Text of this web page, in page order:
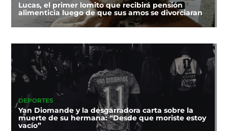
Lucas, el primer lomito que recibirá pensión
alimenticia luego de que sus amos se divorciaran
DEPORTES
Yan Diomande y la desgarradora carta sobre la
muerte de su hermana: “Desde que moriste estoy
vacío”